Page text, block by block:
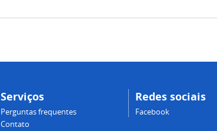
Serviços
Perguntas frequentes
Contato
Redes sociais
Facebook